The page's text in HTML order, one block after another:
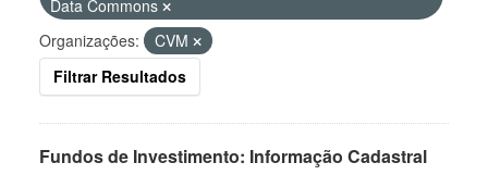
Data Commons
Organizações:
CVM
Filtrar Resultados
Fundos de Investimento: Informação Cadastral